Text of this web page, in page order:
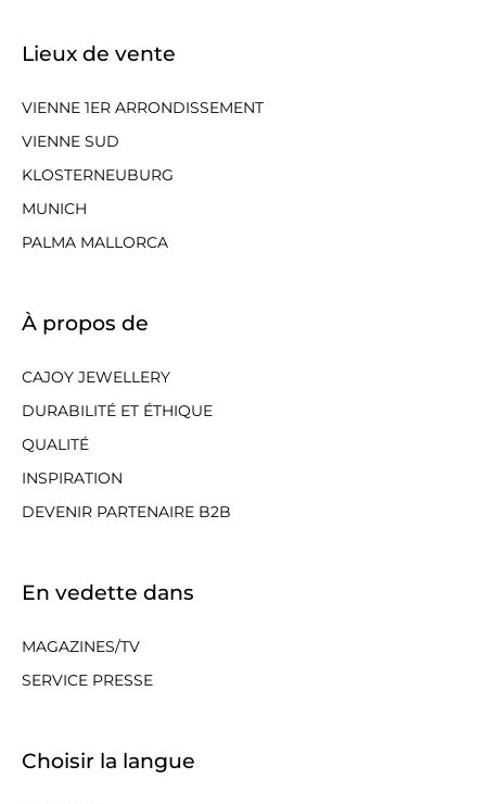
Lieux de vente
VIENNE 1ER ARRONDISSEMENT
VIENNE SUD
KLOSTERNEUBURG
MUNICH
PALMA MALLORCA
À propos de
CAJOY JEWELLERY
DURABILITÉ ET ÉTHIQUE
QUALITÉ
INSPIRATION
DEVENIR PARTENAIRE B2B
En vedette dans
MAGAZINES/TV
SERVICE PRESSE
Choisir la langue